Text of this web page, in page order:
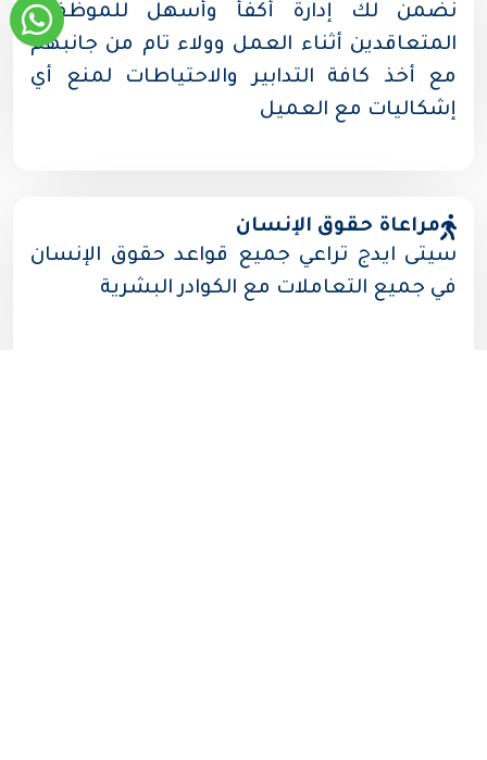
نضمن لك إدارة أكفأ وأسهل للموظفين
المتعاقدين أثناء العمل وولاء تام من جانبهم
مع أخذ كافة التدابير والاحتياطات لمنع أي
إشكاليات مع العميل
مراعاة حقوق الإنسان
سيتى ايدج تراعي جميع قواعد حقوق الإنسان
في جميع التعاملات مع الكوادر البشرية